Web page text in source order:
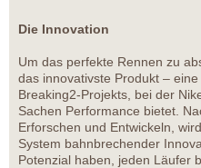
Die Innovation
Um das perfekte Rennen zu
das innovativste Produkt –
Breaking2-Projekts, bei der
Sachen Performance bietet.
Erforschen und Entwickeln,
System bahnbrechender
Potenzial haben, jeden Läufer